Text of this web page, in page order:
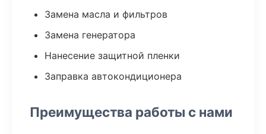
Замена масла и фильтров
Замена генератора
Нанесение защитной пленки
Заправка автокондиционера
Преимущества работы с нами